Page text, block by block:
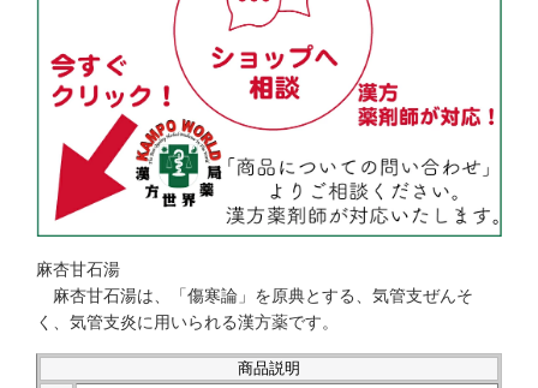
麻杏甘石湯
麻杏甘石湯は、「傷寒論」を原典とする、気管支ぜんそ
く、気管支炎に用いられる漢方薬です。
商品説明